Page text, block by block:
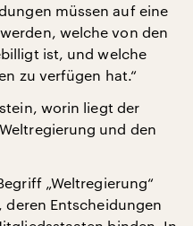
müssen auf eine
welche von den
ist, und welche
zu verfügen hat.“
worin liegt der
und den
„Weltregierung“
Entscheidungen